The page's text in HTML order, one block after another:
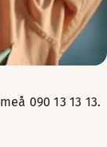
090 13 13 13.